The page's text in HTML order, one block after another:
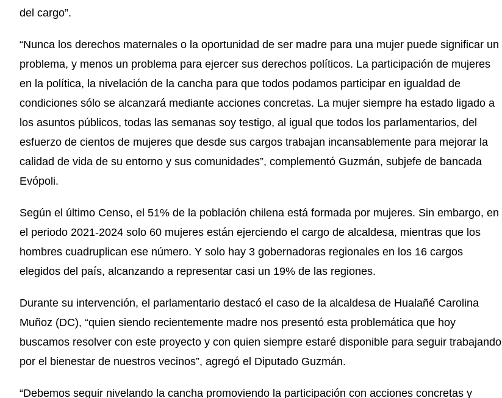
del cargo”.
“Nunca los derechos maternales o la oportunidad de ser madre para una mujer puede significar un
problema, y menos un problema para ejercer sus derechos políticos. La participación de mujeres
en la política, la nivelación de la cancha para que todos podamos participar en igualdad de
condiciones sólo se alcanzará mediante acciones concretas. La mujer siempre ha estado ligado a
los asuntos públicos, todas las semanas soy testigo, al igual que todos los parlamentarios, del
esfuerzo de cientos de mujeres que desde sus cargos trabajan incansablemente para mejorar la
calidad de vida de su entorno y sus comunidades”, complementó Guzmán, subjefe de bancada
Evópoli.
Según el último Censo, el 51% de la población chilena está formada por mujeres. Sin embargo, en
el periodo 2021-2024 solo 60 mujeres están ejerciendo el cargo de alcaldesa, mientras que los
hombres cuadruplican ese número. Y solo hay 3 gobernadoras regionales en los 16 cargos
elegidos del país, alcanzando a representar casi un 19% de las regiones.
Durante su intervención, el parlamentario destacó el caso de la alcaldesa de Hualañé Carolina
Muñoz (DC), “quien siendo recientemente madre nos presentó esta problemática que hoy
buscamos resolver con este proyecto y con quien siempre estaré disponible para seguir trabajando
por el bienestar de nuestros vecinos”, agregó el Diputado Guzmán.
“Debemos seguir nivelando la cancha promoviendo la participación con acciones concretas y